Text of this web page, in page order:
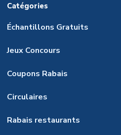
Catégories
Échantillons Gratuits
Jeux Concours
Coupons Rabais
Circulaires
Rabais restaurants